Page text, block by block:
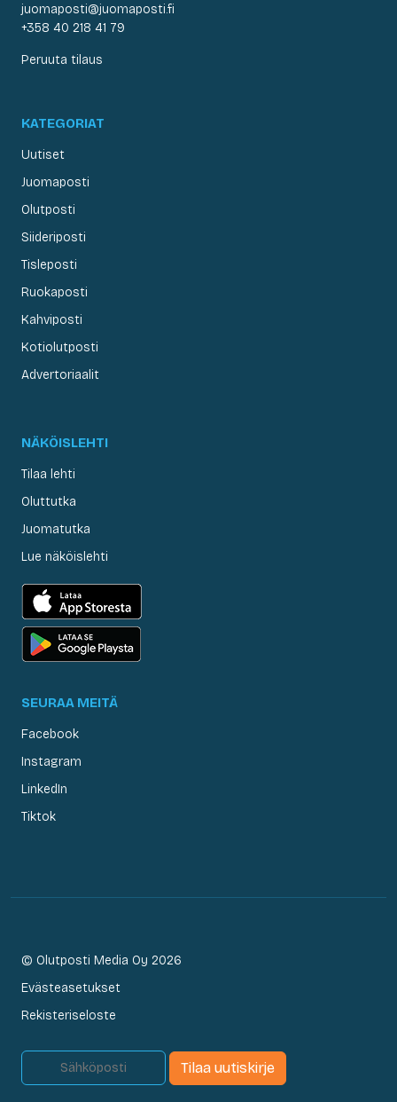
juomaposti@juomaposti.fi
+358 40 218 41 79
Peruuta tilaus
KATEGORIAT
Uutiset
Juomaposti
Olutposti
Siideriposti
Tisleposti
Ruokaposti
Kahviposti
Kotiolutposti
Advertoriaalit
NÄKÖISLEHTI
Tilaa lehti
Oluttutka
Juomatutka
Lue näköislehti
SEURAA MEITÄ
Facebook
Instagram
LinkedIn
Tiktok
© Olutposti Media Oy 2026
Evästeasetukset
Rekisteriseloste
Tilaa uutiskirje